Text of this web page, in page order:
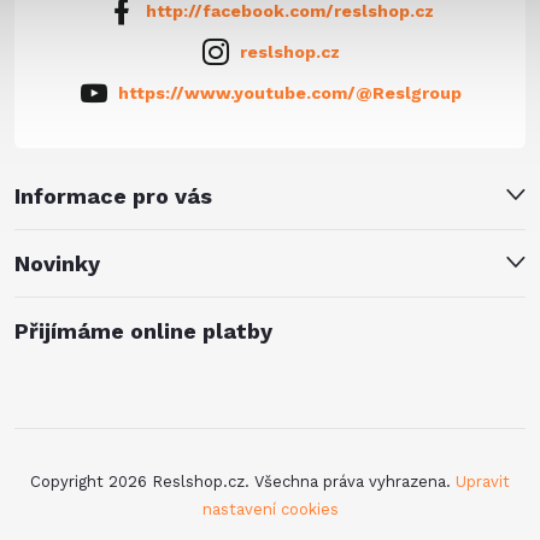
Informace pro vás
Novinky
http://facebook.com/reslshop.cz
reslshop.cz
https://www.youtube.com/@Reslgroup
Přijímáme online platby
Copyright 2026 Reslshop.cz. Všechna práva vyhrazena. Upravit
nastavení cookies